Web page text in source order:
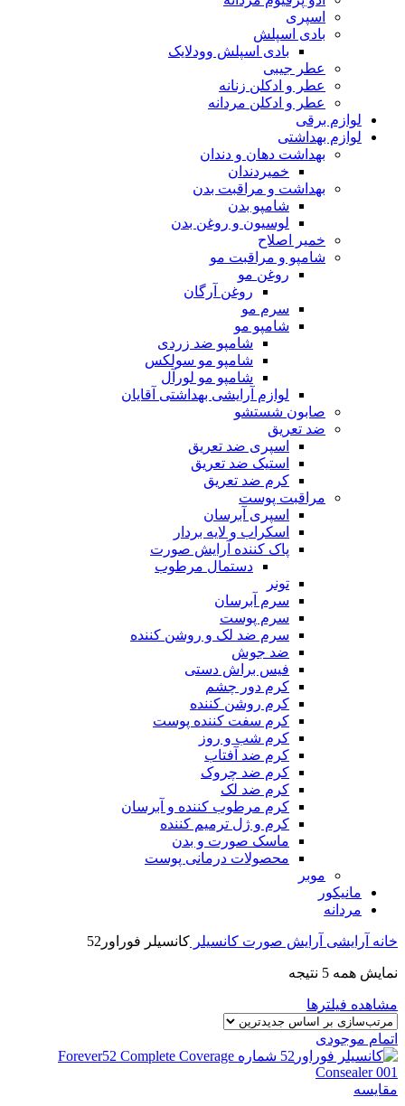
اسپری
بادی اسپلش
بادی اسپلش وودلایک
عطر جیبی
عطر و ادکلن زنانه
عطر و ادکلن مردانه
لوازم برقی
لوازم بهداشتی
بهداشت دهان و دندان
خمیردندان
بهداشت و مراقبت بدن
شامپو بدن
لوسیون و روغن بدن
خمیر اصلاح
شامپو و مراقبت مو
روغن مو
روغن آرگان
سرم مو
شامپو مو
شامپو ضد زردی
شامپو مو سولکس
شامپو مو لورآل
لوازم آرایشی بهداشتی آقایان
صابون شستشو
ضد تعریق
اسپری ضد تعریق
استیک ضد تعریق
کرم ضد تعریق
مراقبت پوست
اسپری آبرسان
اسکراب و لایه بردار
پاک کننده آرایش صورت
دستمال مرطوب
تونر
سرم آبرسان
سرم پوست
سرم ضد لک و روشن کننده
ضد جوش
فیس براش دستی
کرم دور چشم
کرم روشن کننده
کرم سفت کننده پوست
کرم شب و روز
کرم ضد آفتاب
کرم ضد چروک
کرم ضد لک
کرم مرطوب کننده و آبرسان
کرم و ژل ترمیم کننده
ماسک صورت و بدن
محصولات درمانی پوست
موبر
مانیکور
مردانه
خانه آرایشی آرایش صورت کانسیلر کانسیلر فوراور52
نمایش همه 5 نتیجه
مشاهده فیلترها
اتمام موجودی
مقایسه